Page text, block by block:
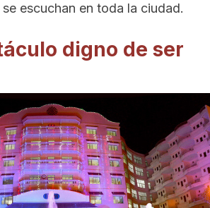
escuchan en toda la ciudad.
digno de ser